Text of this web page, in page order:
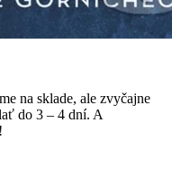
na sklade, ale zvyčajne
do 3 – 4 dní. A